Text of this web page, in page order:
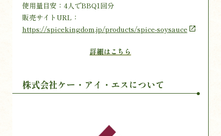
使用量目安：4人でBBQ1回分
販売サイトURL：
https://spicekingdom.jp/products/spice-soysauce
詳細はこちら
株式会社ケー・アイ・エスについて